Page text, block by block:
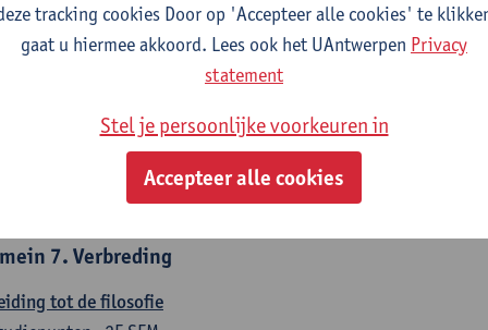
statistiek en kansrekenen
2E SEM
studiepunten
Stephan Van der Veeken
methoden en technieken
1E/2E SEM
Ida Ruts
7. Verbreding
tot de filosofie
tracking cookies Door op 'Accepteer alle cookies' te
gaat u hiermee akkoord. Lees ook het UAntwerpen Privacy
statement
Stel je persoonlijke voorkeuren in
Accepteer alle cookies